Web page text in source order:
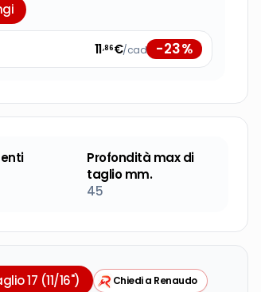
11,86€/cad -23%
Profondità max di
taglio mm.
45
17 (11/16") Chiedi a Renaudo